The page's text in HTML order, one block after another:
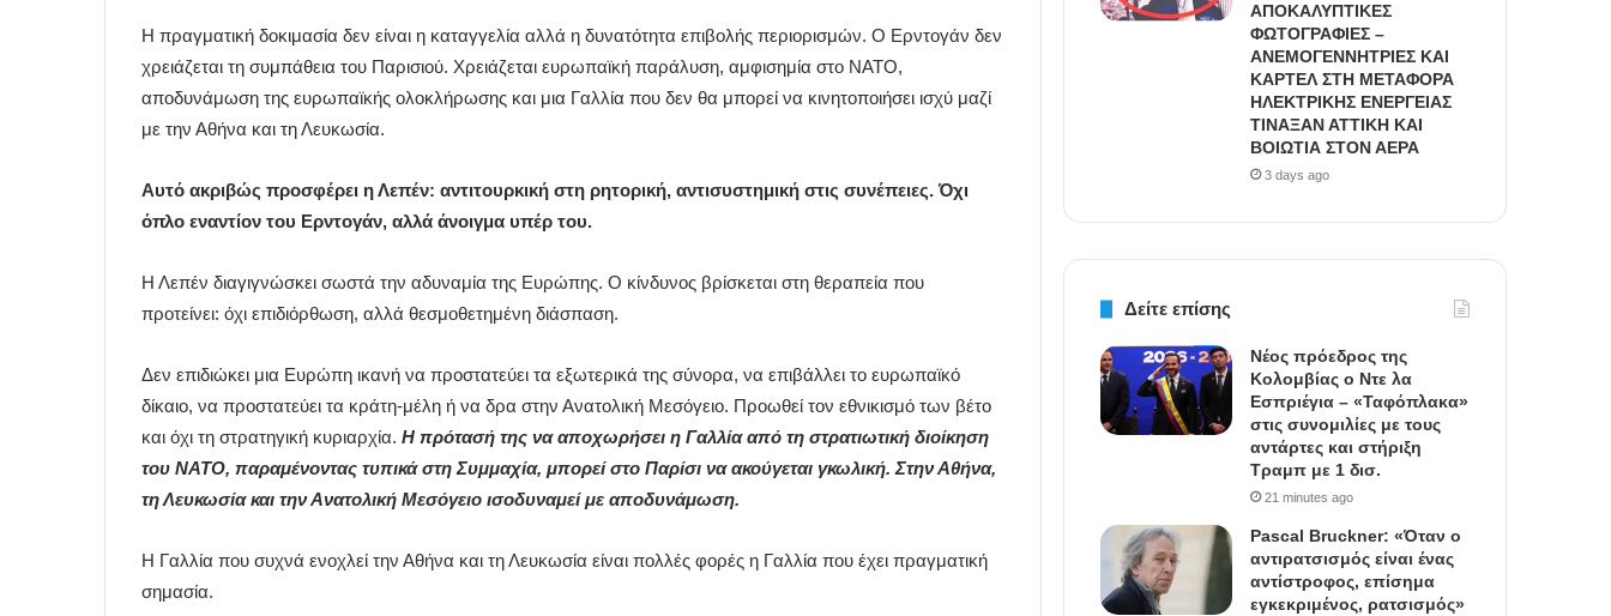
Η πραγματική δοκιμασία δεν είναι η καταγγελία αλλά η δυνατότητα επιβολής περιορισμών. Ο Ερντογάν δεν
χρειάζεται τη συμπάθεια του Παρισιού. Χρειάζεται ευρωπαϊκή παράλυση, αμφισημία στο ΝΑΤΟ,
αποδυνάμωση της ευρωπαϊκής ολοκλήρωσης και μια Γαλλία που δεν θα μπορεί να κινητοποιήσει ισχύ μαζί
με την Αθήνα και τη Λευκωσία.
Αυτό ακριβώς προσφέρει η Λεπέν: αντιτουρκική στη ρητορική, αντισυστημική στις συνέπειες. Όχι
όπλο εναντίον του Ερντογάν, αλλά άνοιγμα υπέρ του.
Η Λεπέν διαγιγνώσκει σωστά την αδυναμία της Ευρώπης. Ο κίνδυνος βρίσκεται στη θεραπεία που
προτείνει: όχι επιδιόρθωση, αλλά θεσμοθετημένη διάσπαση.
Δεν επιδιώκει μια Ευρώπη ικανή να προστατεύει τα εξωτερικά της σύνορα, να επιβάλλει το ευρωπαϊκό
δίκαιο, να προστατεύει τα κράτη-μέλη ή να δρα στην Ανατολική Μεσόγειο. Προωθεί τον εθνικισμό των βέτο
και όχι τη στρατηγική κυριαρχία. Η πρότασή της να αποχωρήσει η Γαλλία από τη στρατιωτική διοίκηση
του ΝΑΤΟ, παραμένοντας τυπικά στη Συμμαχία, μπορεί στο Παρίσι να ακούγεται γκωλική. Στην Αθήνα,
τη Λευκωσία και την Ανατολική Μεσόγειο ισοδυναμεί με αποδυνάμωση.
Η Γαλλία που συχνά ενοχλεί την Αθήνα και τη Λευκωσία είναι πολλές φορές η Γαλλία που έχει πραγματική
σημασία.
ΑΠΟΚΑΛΥΠΤΙΚΕΣ
ΦΩΤΟΓΡΑΦΙΕΣ –
ΑΝΕΜΟΓΕΝΝΗΤΡΙΕΣ ΚΑΙ
ΚΑΡΤΕΛ ΣΤΗ ΜΕΤΑΦΟΡΑ
ΗΛΕΚΤΡΙΚΗΣ ΕΝΕΡΓΕΙΑΣ
ΤΙΝΑΞΑΝ ΑΤΤΙΚΗ ΚΑΙ
ΒΟΙΩΤΙΑ ΣΤΟΝ ΑΕΡΑ
3 days ago
Δείτε επίσης
Νέος πρόεδρος της
Κολομβίας ο Ντε λα
Εσπριέγια – «Ταφόπλακα»
στις συνομιλίες με τους
αντάρτες και στήριξη
Τραμπ με 1 δισ.
21 minutes ago
Pascal Bruckner: «Όταν ο
αντιρατσισμός είναι ένας
αντίστροφος, επίσημα
εγκεκριμένος, ρατσισμός»